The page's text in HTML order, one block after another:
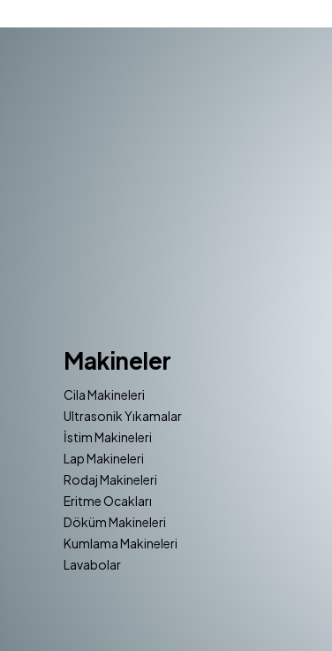
Makineler
Cila Makineleri
Ultrasonik Yıkamalar
İstim Makineleri
Lap Makineleri
Rodaj Makineleri
Eritme Ocakları
Döküm Makineleri
Kumlama Makineleri
Lavabolar